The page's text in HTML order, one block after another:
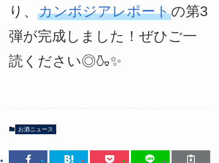
り、 カンボジアレポートの第3
弾が完成しました！ぜひご一
読ください◎🍶✨
お酒ニュース